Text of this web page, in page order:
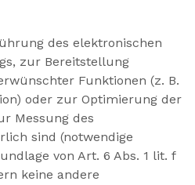
des elektronischen
zur Bereitstellung
Funktionen (z. B.
oder zur Optimierung der
Messung des
sind (notwendige
von Art. 6 Abs. 1 lit. f
keine andere